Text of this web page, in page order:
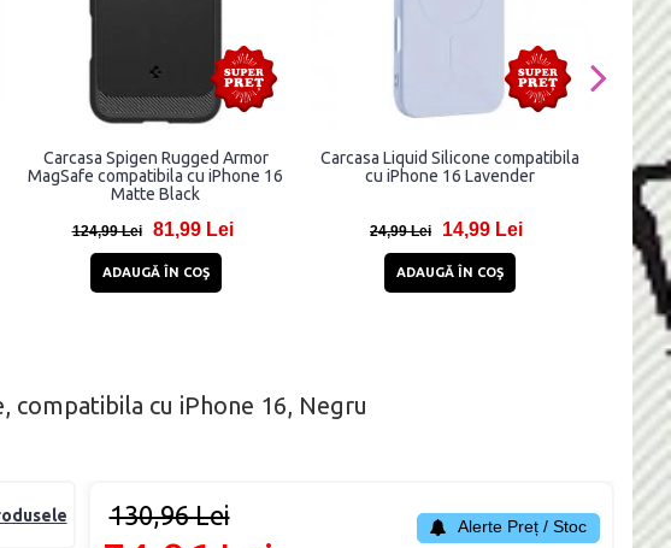
Carcasa Spigen Rugged Armor
MagSafe compatibila cu iPhone 16
Matte Black
124,99 Lei 81,99 Lei
ADAUGĂ ÎN COŞ
Carcasa Liquid Silicone compatibila
cu iPhone 16 Lavender
24,99 Lei 14,99 Lei
ADAUGĂ ÎN COŞ
compatibila cu iPhone 16, Negru
130,96 Lei Alerte Preț / Stoc